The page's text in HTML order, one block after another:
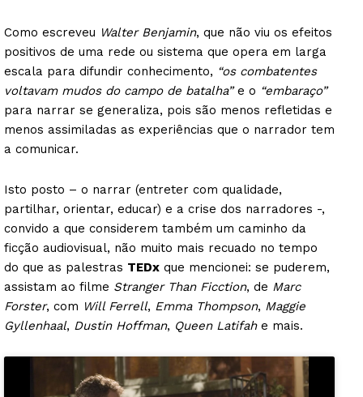
Como escreveu Walter Benjamin, que não viu os efeitos
positivos de uma rede ou sistema que opera em larga
escala para difundir conhecimento, “os combatentes
voltavam mudos do campo de batalha”e o “embaraço”
para narrar se generaliza, pois são menos refletidas e
menos assimiladas as experiências que o narrador tem
a comunicar.
Isto posto – o narrar (entreter com qualidade,
partilhar, orientar, educar) e a crise dos narradores -,
convido a que considerem também um caminho da
ficção audiovisual, não muito mais recuado no tempo
do que as palestras TEDx que mencionei: se puderem,
assistam ao filme Stranger Than Ficction, de Marc
Forster, com Will Ferrell, Emma Thompson, Maggie
Gyllenhaal, Dustin Hoffman, Queen Latifahe mais.